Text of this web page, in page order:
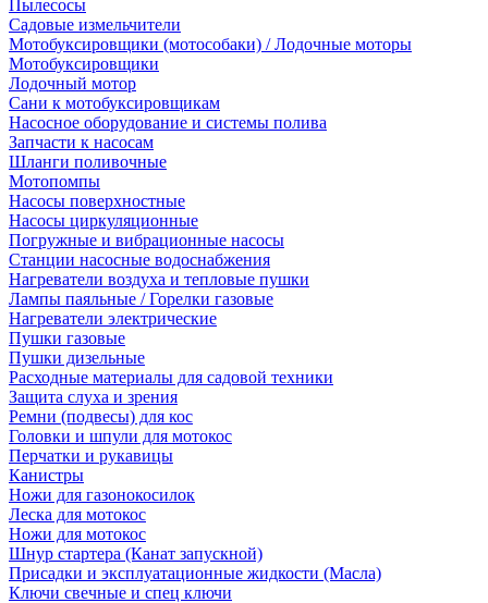
Пылесосы
Садовые измельчители
Мотобуксировщики (мотособаки) / Лодочные моторы
Мотобуксировщики
Лодочный мотор
Сани к мотобуксировщикам
Насосное оборудование и системы полива
Запчасти к насосам
Шланги поливочные
Мотопомпы
Насосы поверхностные
Насосы циркуляционные
Погружные и вибрационные насосы
Станции насосные водоснабжения
Нагреватели воздуха и тепловые пушки
Лампы паяльные / Горелки газовые
Нагреватели электрические
Пушки газовые
Пушки дизельные
Расходные материалы для садовой техники
Защита слуха и зрения
Ремни (подвесы) для кос
Головки и шпули для мотокос
Перчатки и рукавицы
Канистры
Ножи для газонокосилок
Леска для мотокос
Ножи для мотокос
Шнур стартера (Канат запускной)
Присадки и эксплуатационные жидкости (Масла)
Ключи свечные и спец ключи